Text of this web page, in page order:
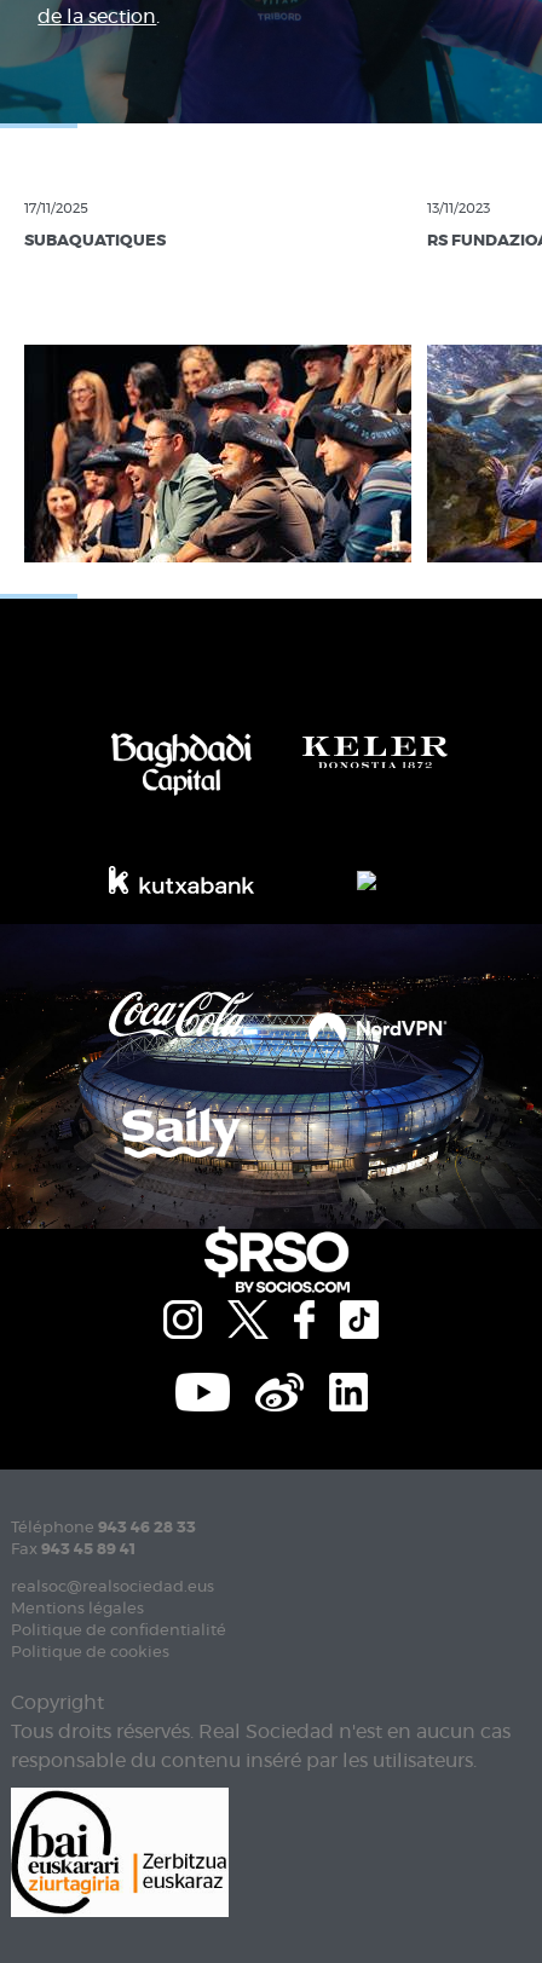
de la section.
17/11/2025
SUBAQUATIQUES
13/11/2023
RS
Téléphone 943 46 28 33
Fax 943 45 89 41
realsoc@realsociedad.eus
Mentions légales
Politique de confidentialité
Politique de cookies
Copyright
Tous droits réservés. Real Sociedad n'est en aucun cas
responsable du contenu inséré par les utilisateurs.